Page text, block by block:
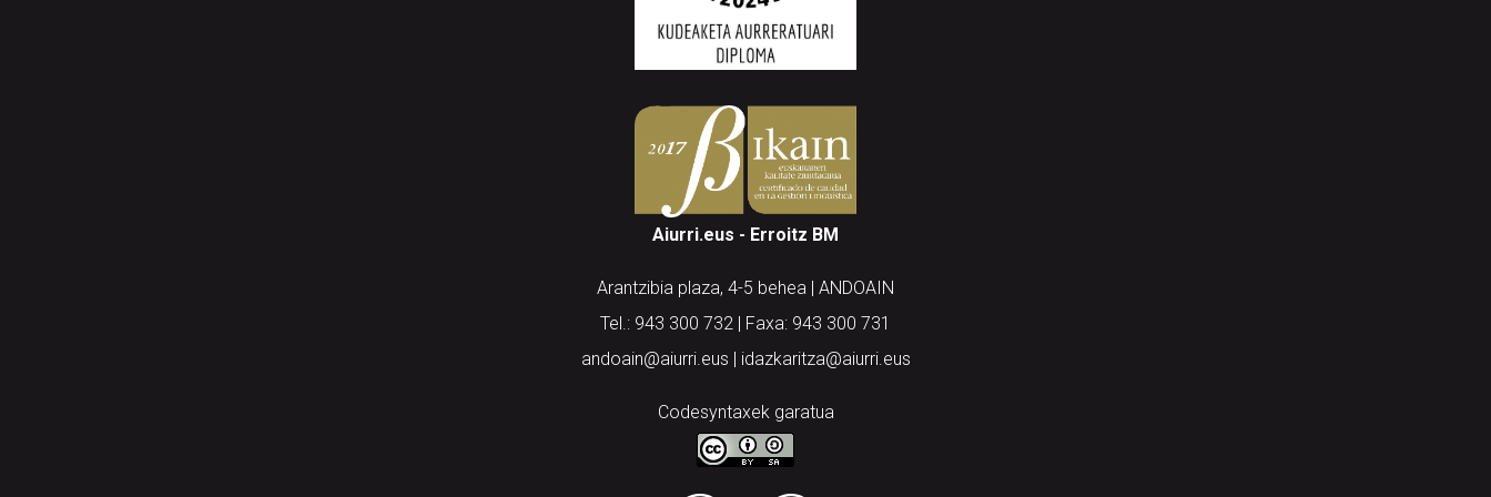
Aiurri.eus - Erroitz BM
Arantzibia plaza, 4-5 behea | ANDOAIN
Tel.: 943 300 732 | Faxa: 943 300 731
andoain@aiurri.eus | idazkaritza@aiurri.eus
Codesyntaxek garatua